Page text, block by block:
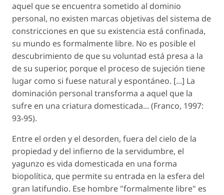
aquel que se encuentra sometido al dominio
personal, no existen marcas objetivas del sistema de
constricciones en que su existencia está confinada,
su mundo es formalmente libre. No es posible el
descubrimiento de que su voluntad está presa a la
de su superior, porque el proceso de sujeción tiene
lugar como si fuese natural y espontáneo. [...] La
dominación personal transforma a aquel que la
sufre en una criatura domesticada... (Franco, 1997:
93-95).
Entre el orden y el desorden, fuera del cielo de la
propiedad y del infierno de la servidumbre, el
yagunzo es vida domesticada en una forma
biopolítica, que permite su entrada en la esfera del
gran latifundio. Ese hombre "formalmente libre" es